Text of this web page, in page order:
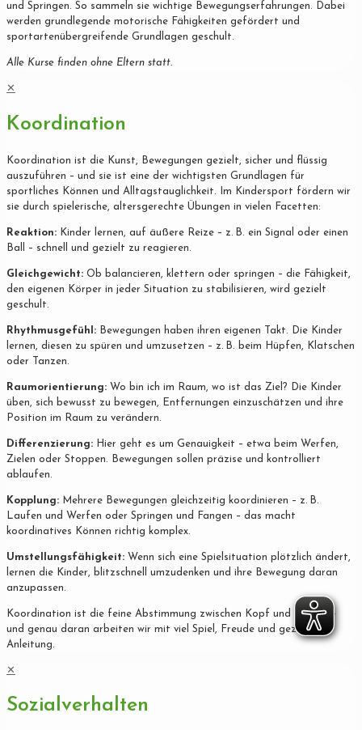
und Springen. So sammeln sie wichtige Bewegungserfahrungen. Dabei
werden grundlegende motorische Fähigkeiten gefördert und
sportartenübergreifende Grundlagen geschult.
Alle Kurse finden ohne Eltern statt.
✕
Koordination
Koordination ist die Kunst, Bewegungen gezielt, sicher und flüssig
auszuführen – und sie ist eine der wichtigsten Grundlagen für
sportliches Können und Alltagstauglichkeit. Im Kindersport fördern wir
sie durch spielerische, altersgerechte Übungen in vielen Facetten:
Reaktion: Kinder lernen, auf äußere Reize – z. B. ein Signal oder einen
Ball – schnell und gezielt zu reagieren.
Gleichgewicht: Ob balancieren, klettern oder springen – die Fähigkeit,
den eigenen Körper in jeder Situation zu stabilisieren, wird gezielt
geschult.
Rhythmusgefühl: Bewegungen haben ihren eigenen Takt. Die Kinder
lernen, diesen zu spüren und umzusetzen – z. B. beim Hüpfen, Klatschen
oder Tanzen.
Raumorientierung: Wo bin ich im Raum, wo ist das Ziel? Die Kinder
üben, sich bewusst zu bewegen, Entfernungen einzuschätzen und ihre
Position im Raum zu verändern.
Differenzierung: Hier geht es um Genauigkeit – etwa beim Werfen,
Zielen oder Stoppen. Bewegungen sollen präzise und kontrolliert
ablaufen.
Kopplung: Mehrere Bewegungen gleichzeitig koordinieren – z. B.
Laufen und Werfen oder Springen und Fangen – das macht
koordinatives Können richtig komplex.
Umstellungsfähigkeit: Wenn sich eine Spielsituation plötzlich ändert,
lernen die Kinder, blitzschnell umzudenken und ihre Bewegung daran
anzupassen.
Koordination ist die feine Abstimmung zwischen Kopf und Körper –
und genau daran arbeiten wir mit viel Spiel, Freude und gezielter
Anleitung.
✕
Sozialverhalten